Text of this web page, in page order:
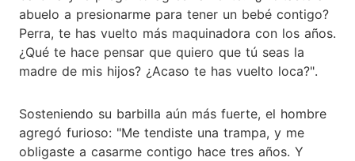
abuelo a presionarme para tener un bebé contigo?
Perra, te has vuelto más maquinadora con los años.
¿Qué te hace pensar que quiero que tú seas la
madre de mis hijos? ¿Acaso te has vuelto loca?".
Sosteniendo su barbilla aún más fuerte, el hombre
agregó furioso: "Me tendiste una trampa, y me
obligaste a casarme contigo hace tres años. Y